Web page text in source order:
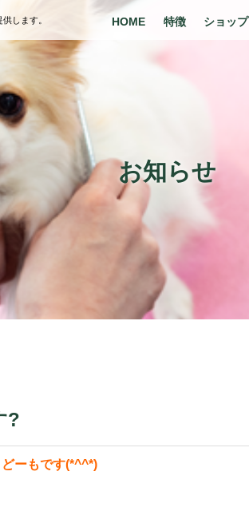
お知らせ
します。 HOME 特徴 ショップ
?
どーもです(*^^*)